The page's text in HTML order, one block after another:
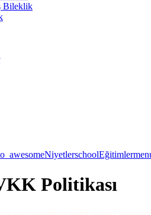
Bileklik
NiyetlerschoolEğitimler
Politikası